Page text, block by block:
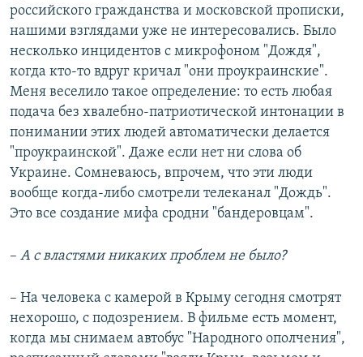
российского гражданства и московской прописки,
нашими взглядами уже не интересовались. Было
несколько инцидентов с микрофоном "Дождя",
когда кто-то вдруг кричал "они проукраинские".
Меня веселило такое определение: то есть любая
подача без хвалебно-патриотической интонации в
понимании этих людей автоматически делается
"проукраинской". Даже если нет ни слова об
Украине. Сомневаюсь, впрочем, что эти люди
вообще когда-либо смотрели телеканал "Дождь".
Это все создание мифа сродни "бандеровцам".
–​ А с властями никаких проблем не было?
– На человека с камерой в Крыму сегодня смотрят
нехорошо, с подозрением. В фильме есть момент,
когда мы снимаем автобус "Народного ополчения",